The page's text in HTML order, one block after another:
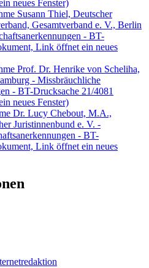
neues Fenster)
Susann Thiel, Deutscher
Gesamtverband e. V., Berlin
- BT-
Link öffnet ein neues
Prof. Dr. Henrike von Scheliha,
- Missbräuchliche
- BT-Drucksache 21/4081
neues Fenster)
Dr. Lucy Chebout, M.A.,
Juristinnenbund e. V. -
- BT-
Link öffnet ein neues